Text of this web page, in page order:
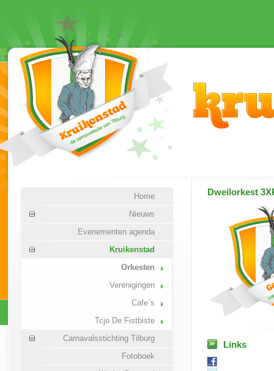
Home
Nieuws
Evenementen agenda
Kruikenstad
Orkesten
Verenigingen
Cafe´s
Tcjo De Fistbiste
Carnavalsstichting Tilburg
Fotoboek
Dweilorkest
Links